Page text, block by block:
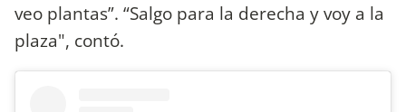
veo plantas”. “Salgo para la derecha y voy a la
plaza", contó.